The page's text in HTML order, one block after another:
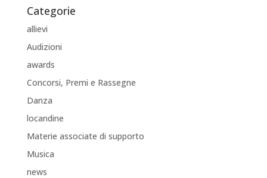
Categorie
allievi
Audizioni
awards
Concorsi, Premi e Rassegne
Danza
locandine
Materie associate di supporto
Musica
news